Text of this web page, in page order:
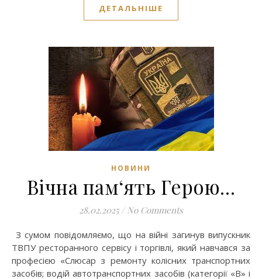
ДЕТАЛЬНІШЕ
НОВИНИ
Вічна пам‘ять Герою…
28.02.2025 / No Comments
З сумом повідомляємо, що на війні загинув випускник
ТВПУ ресторанного сервісу і торгівлі, який навчався за
професією «Слюсар з ремонту колісних транспортних
засобів; водій автотранспортних засобів (категорії «В» і